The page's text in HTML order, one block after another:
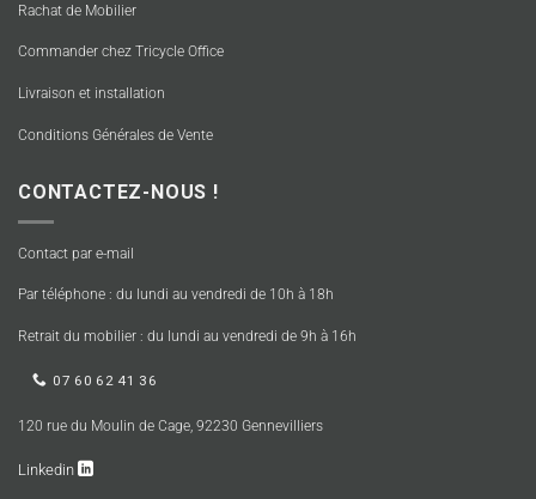
Rachat de Mobilier
Commander chez Tricycle Office
Livraison et installation
Conditions Générales de Vente
CONTACTEZ-NOUS !
Contact par e-mail
Par téléphone : du lundi au vendredi de 10h à 18h
Retrait du mobilier : du lundi au vendredi de 9h à 16h
07 60 62 41 36
120 rue du Moulin de Cage, 92230 Gennevilliers
Linkedin